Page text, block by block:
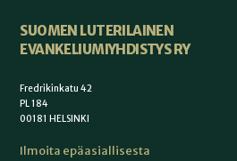
SUOMEN LUTERILAINEN
EVANKELIUMIYHDISTYS RY
Fredrikinkatu 42
PL 184
00181 HELSINKI
Ilmoita epäasiallisesta